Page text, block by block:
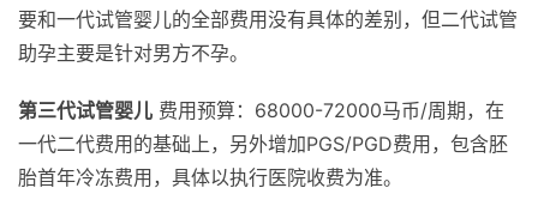
要和一代试管婴儿的全部费用没有具体的差别，但二代试管
助孕主要是针对男方不孕。
第三代试管婴儿 费用预算：68000-72000马币/周期，在
一代二代费用的基础上，另外增加PGS/PGD费用，包含胚
胎首年冷冻费用，具体以执行医院收费为准。